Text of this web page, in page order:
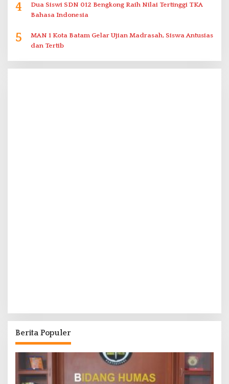
4
Dua Siswi SDN 012 Bengkong Raih Nilai Tertinggi TKA
Bahasa Indonesia
5
MAN 1 Kota Batam Gelar Ujian Madrasah, Siswa Antusias
dan Tertib
Berita Populer